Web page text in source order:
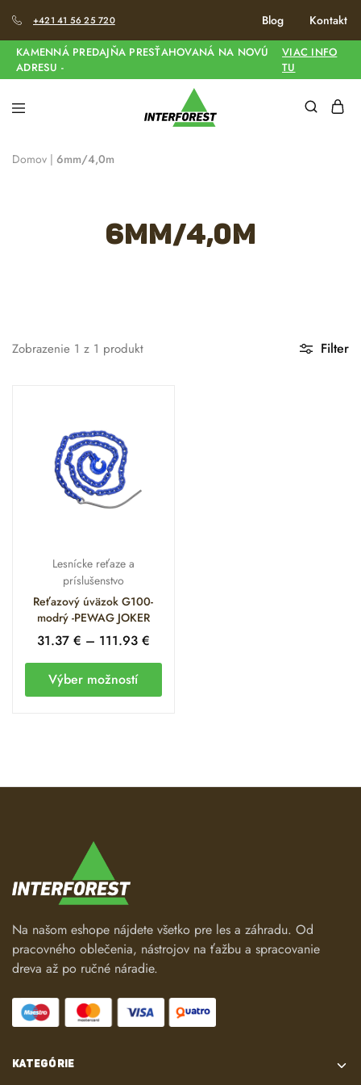
+421 41 56 25 720 Blog Kontakt
KAMENNÁ PREDAJŇA PRESŤAHOVANÁ NA NOVÚ
ADRESU -
VIAC INFO
TU
Domov | 6mm/4,0m
6mm/4,0m
Filter
Zobrazenie 1 z 1 produkt
Lesnícke reťaze a
príslušenstvo
Reťazový úväzok G100-
modrý -PEWAG JOKER
31.37 € – 111.93 €
Výber možností
Na našom eshope nájdete všetko pre les a záhradu. Od
pracovného oblečenia, nástrojov na ťažbu a spracovanie
dreva až po ručné náradie.
KATEGÓRIE